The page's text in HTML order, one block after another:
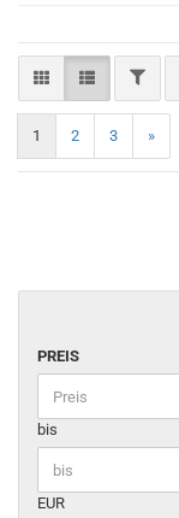
1 2 3 »
PREIS
bis
EUR